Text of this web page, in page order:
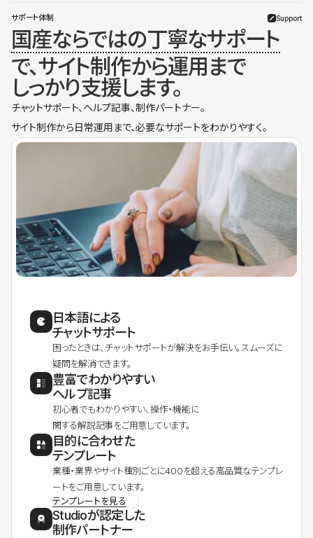
サポート体制 Support
国産ならではの丁寧なサポート
で、サイト制作から運用まで
しっかり支援します。
チャットサポート、ヘルプ記事、制作パートナー。
サイト制作から日常運用まで、必要なサポートをわかりやすく。
日本語による
チャットサポート
困ったときは、チャットサポートが解決をお手伝い。スムーズに
疑問を解消できます。
豊富でわかりやすい
ヘルプ記事
初心者でもわかりやすい、操作・機能に
関する解説記事をご用意しています。
目的に合わせた
テンプレート
業種・業界やサイト種別ごとに400を超える高品質なテンプレ
ートをご用意しています。
テンプレートを見る
Studioが認定した
制作パートナー